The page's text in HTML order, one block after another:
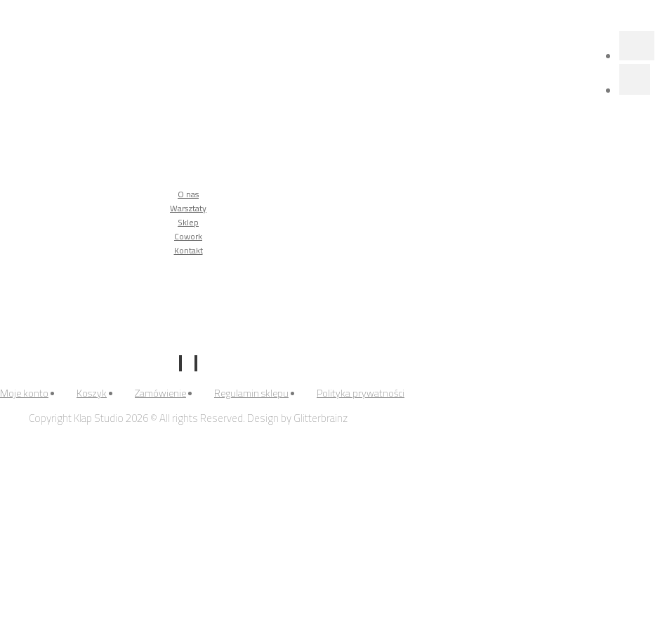
O nas
Warsztaty
Sklep
Cowork
Kontakt
Moje konto Koszyk Zamówienie Regulamin sklepu Polityka prywatności
Copyright Klap Studio 2026 © All rights Reserved. Design by Glitterbrainz